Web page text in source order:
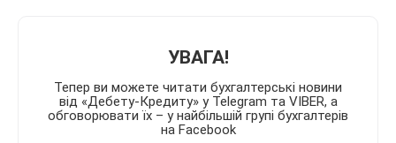
УВАГА!
Тепер ви можете читати бухгалтерські новини
від «Дебету-Кредиту» у Telegram та VIBER, а
обговорювати їх – у найбільшій групі бухгалтерів
на Facebook